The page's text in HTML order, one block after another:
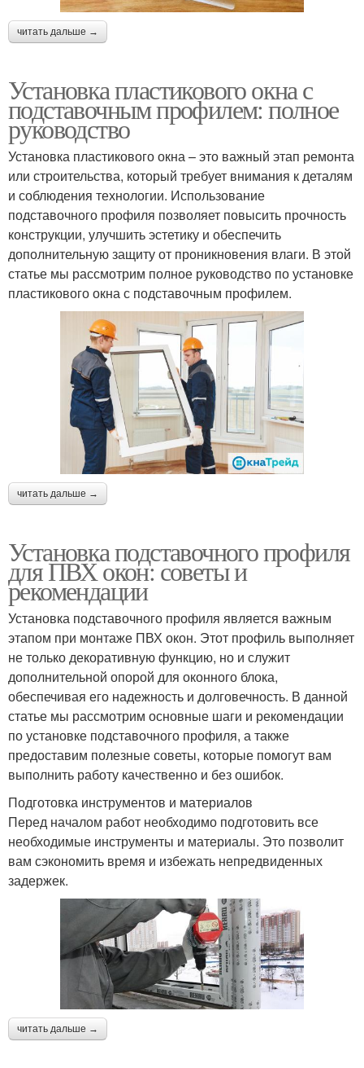
читать дальше →
Установка пластикового окна с
подставочным профилем: полное
руководство
Установка пластикового окна – это важный этап ремонта
или строительства, который требует внимания к деталям
и соблюдения технологии. Использование
подставочного профиля позволяет повысить прочность
конструкции, улучшить эстетику и обеспечить
дополнительную защиту от проникновения влаги. В этой
статье мы рассмотрим полное руководство по установке
пластикового окна с подставочным профилем.
читать дальше →
Установка подставочного профиля
для ПВХ окон: советы и
рекомендации
Установка подставочного профиля является важным
этапом при монтаже ПВХ окон. Этот профиль выполняет
не только декоративную функцию, но и служит
дополнительной опорой для оконного блока,
обеспечивая его надежность и долговечность. В данной
статье мы рассмотрим основные шаги и рекомендации
по установке подставочного профиля, а также
предоставим полезные советы, которые помогут вам
выполнить работу качественно и без ошибок.
Подготовка инструментов и материалов
Перед началом работ необходимо подготовить все
необходимые инструменты и материалы. Это позволит
вам сэкономить время и избежать непредвиденных
задержек.
читать дальше →